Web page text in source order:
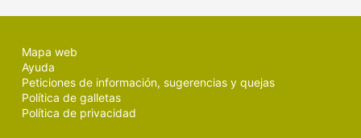
Mapa web
Ayuda
Peticiones de información, sugerencias y quejas
Política de galletas
Política de privacidad